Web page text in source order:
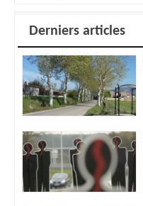
Derniers articles